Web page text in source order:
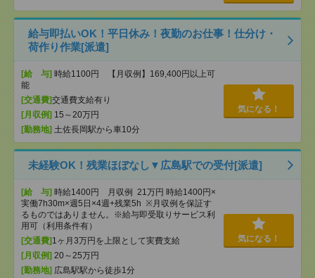
給与即払いOK！平日休み！夜勤のお仕事！仕分け・
荷作り作業[派遣]
[給 与] 時給1100円 【月収例】169,400円以上可
能
[交通費]交通費支給有り
[月収例] 15～20万円
[勤務地] 土佐長岡駅から車10分
気になる！
未経験OK！残業ほぼなし▼広島駅での受付[派遣]
[給 与] 時給1400円 月収例 21万円 時給1400円×
実働7h30m×週5日×4週+残業5h ※月収例を保証す
るものではありません。※給与即受取りサービス利
用可（利用条件有）
[交通費]1ヶ月3万円を上限として実費支給
[月収例] 20～25万円
[勤務地] 広島駅駅から徒歩1分
気になる！